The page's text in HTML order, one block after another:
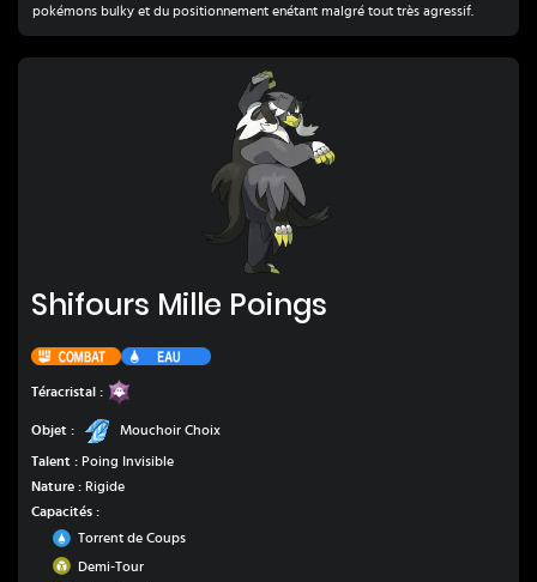
pokémons bulky et du positionnement enétant malgré tout très agressif.
Shifours Mille Poings
Combat Eau
Téracristal :
Objet :
Mouchoir Choix
Mouchoir Choix
Talent : Poing Invisible
Nature : Rigide
Capacités :
Eau
Torrent de Coups
Insecte
Demi-Tour